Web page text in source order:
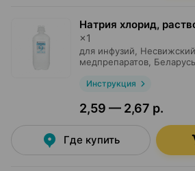
Натрия хлорид,
×1
для инфузий,
медпрепаратов, Беларусь
Инструкция
2,59 — 2,67 р.
Где купить